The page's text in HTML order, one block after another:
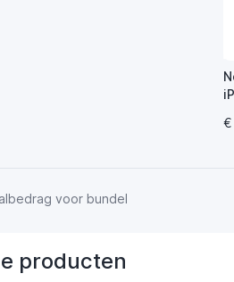
€
voor bundel
producten